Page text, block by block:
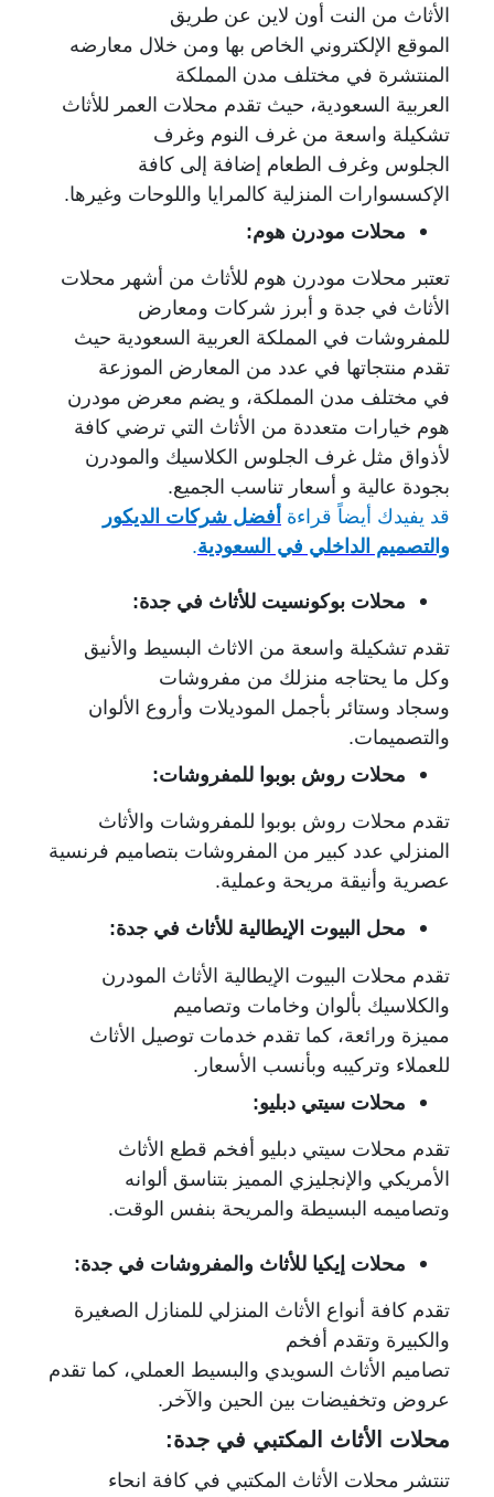
الأثاث من النت أون لاين عن طريق
الموقع الإلكتروني الخاص بها ومن خلال معارضه
المنتشرة في مختلف مدن المملكة
العربية السعودية، حيث تقدم محلات العمر للأثاث
تشكيلة واسعة من غرف النوم وغرف
الجلوس وغرف الطعام إضافة إلى كافة
الإكسسوارات المنزلية كالمرايا واللوحات وغيرها.
محلات مودرن هوم:
تعتبر محلات مودرن هوم للأثاث من أشهر محلات
الأثاث في جدة و أبرز شركات ومعارض
للمفروشات في المملكة العربية السعودية حيث
تقدم منتجاتها في عدد من المعارض الموزعة
في مختلف مدن المملكة، و يضم معرض مودرن
هوم خيارات متعددة من الأثاث التي ترضي كافة
لأذواق مثل غرف الجلوس الكلاسيك والمودرن
بجودة عالية و أسعار تناسب الجميع.
قد يفيدك أيضاً قراءة أفضل شركات الديكور
والتصميم الداخلي في السعودية.
محلات بوكونسيت للأثاث في جدة:
تقدم تشكيلة واسعة من الاثاث البسيط والأنيق
وكل ما يحتاجه منزلك من مفروشات
وسجاد وستائر بأجمل الموديلات وأروع الألوان
والتصميمات.
محلات روش بوبوا للمفروشات:
تقدم محلات روش بوبوا للمفروشات والأثاث
المنزلي عدد كبير من المفروشات بتصاميم فرنسية
عصرية وأنيقة مريحة وعملية.
محل البيوت الإيطالية للأثاث في جدة:
تقدم محلات البيوت الإيطالية الأثاث المودرن
والكلاسيك بألوان وخامات وتصاميم
مميزة ورائعة، كما تقدم خدمات توصيل الأثاث
للعملاء وتركيبه وبأنسب الأسعار.
محلات سيتي دبليو:
تقدم محلات سيتي دبليو أفخم قطع الأثاث
الأمريكي والإنجليزي المميز بتناسق ألوانه
وتصاميمه البسيطة والمريحة بنفس الوقت.
محلات إيكيا للأثاث والمفروشات في جدة:
تقدم كافة أنواع الأثاث المنزلي للمنازل الصغيرة
والكبيرة وتقدم أفخم
تصاميم الأثاث السويدي والبسيط العملي، كما تقدم
عروض وتخفيضات بين الحين والآخر.
محلات الأثاث المكتبي في جدة:
تنتشر محلات الأثاث المكتبي في كافة انحاء